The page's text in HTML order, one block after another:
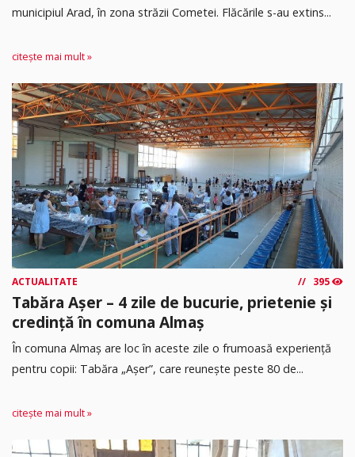
municipiul Arad, în zona străzii Cometei. Flăcările s-au extins...
citește mai mult »
ACTUALITATE 395
Tabăra Așer – 4 zile de bucurie, prietenie și
credință în comuna Almaș
În comuna Almaș are loc în aceste zile o frumoasă experiență
pentru copii: Tabăra „Așer”, care reunește peste 80 de...
citește mai mult »